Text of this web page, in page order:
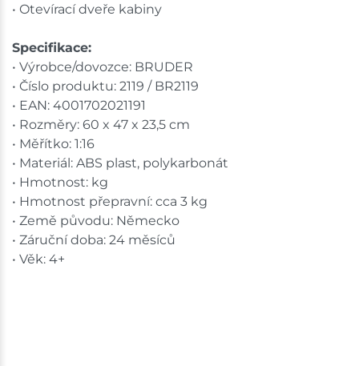
• Otevírací dveře kabiny
Specifikace:
• Výrobce/dovozce: BRUDER
• Číslo produktu: 2119 / BR2119
• EAN: 4001702021191
• Rozměry: 60 x 47 x 23,5 cm
• Měřítko: 1:16
• Materiál: ABS plast, polykarbonát
• Hmotnost: kg
• Hmotnost přepravní: cca 3 kg
• Země původu: Německo
• Záruční doba: 24 měsíců
• Věk: 4+